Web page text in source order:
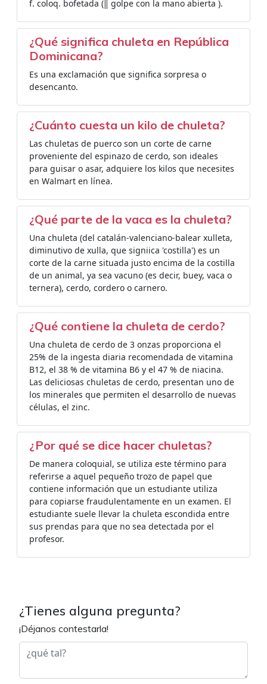
f. coloq. bofetada (‖ golpe con la mano abierta ).
¿Qué significa chuleta en República
Dominicana?
Es una exclamación que significa sorpresa o
desencanto.
¿Cuánto cuesta un kilo de chuleta?
Las chuletas de puerco son un corte de carne
proveniente del espinazo de cerdo, son ideales
para guisar o asar, adquiere los kilos que necesites
en Walmart en línea.
¿Qué parte de la vaca es la chuleta?
Una chuleta (del catalán-valenciano-balear xulleta,
diminutivo de xulla, que signiica 'costilla'​) es un
corte de la carne situada justo encima de la costilla
de un animal, ya sea vacuno (es decir, buey, vaca o
ternera), cerdo, cordero o carnero.
¿Qué contiene la chuleta de cerdo?
Una chuleta de cerdo de 3 onzas proporciona el
25% de la ingesta diaria recomendada de vitamina
B12, el 38 % de vitamina B6 y el 47 % de niacina.
Las deliciosas chuletas de cerdo, presentan uno de
los minerales que permiten el desarrollo de nuevas
células, el zinc.
¿Por qué se dice hacer chuletas?
De manera coloquial, se utiliza este término para
referirse a aquel pequeño trozo de papel que
contiene información que un estudiante utiliza
para copiarse fraudulentamente en un examen. El
estudiante suele llevar la chuleta escondida entre
sus prendas para que no sea detectada por el
profesor.
¿Tienes alguna pregunta?
¡Déjanos contestarla!